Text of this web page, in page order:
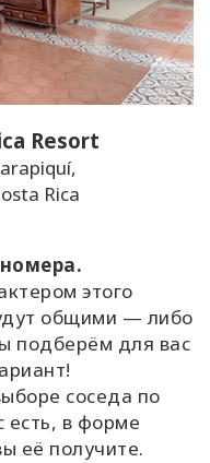
Resort
Rica
этого
общими — либо
подберём для вас
соседа по
есть, в форме
её получите.